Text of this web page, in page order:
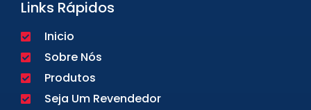
Links Rápidos
Inicio
Sobre Nós
Produtos
Seja Um Revendedor